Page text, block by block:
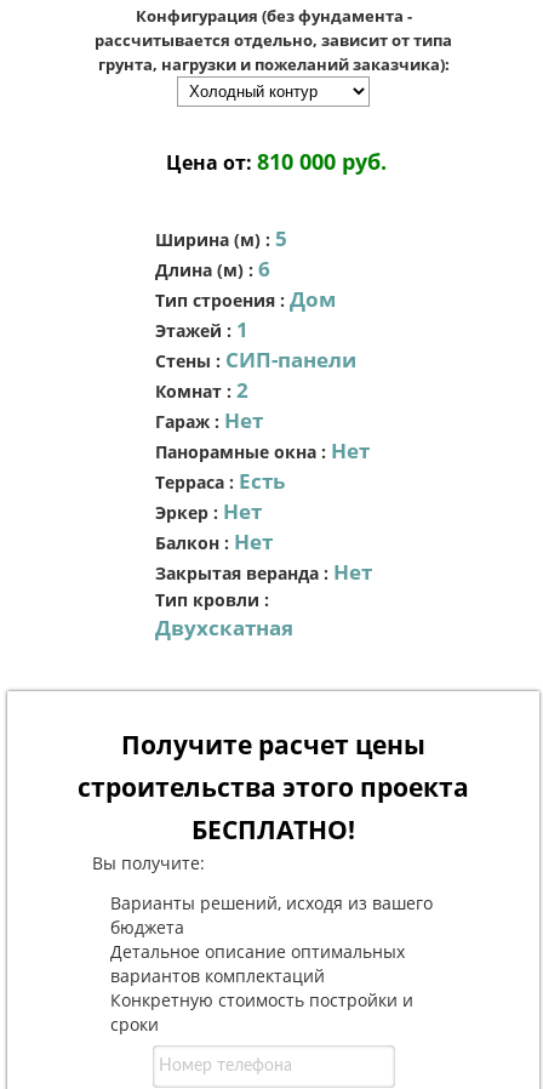
Конфигурация (без фундамента -
рассчитывается отдельно, зависит от типа
грунта, нагрузки и пожеланий заказчика):
Цена от: 810 000 руб.
Ширина (м) : 5
Длина (м) : 6
Тип строения : Дом
Этажей : 1
Стены : СИП-панели
Комнат : 2
Гараж : Нет
Панорамные окна : Нет
Терраса : Есть
Эркер : Нет
Балкон : Нет
Закрытая веранда : Нет
Тип кровли :
Двухскатная
Получите расчет цены
строительства этого проекта
БЕСПЛАТНО!
Вы получите:
Варианты решений, исходя из вашего
бюджета
Детальное описание оптимальных
вариантов комплектаций
Конкретную стоимость постройки и
сроки